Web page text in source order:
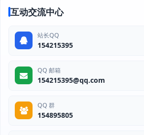
互动交流中心
站长QQ
154215395
QQ 邮箱
154215395@qq.com
QQ 群
154895805